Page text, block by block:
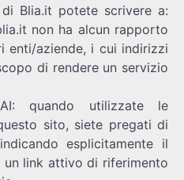
Blia.it potete scrivere a:
non ha alcun rapporto
enti/aziende, i cui indirizzi
di rendere un servizio
quando utilizzate le
sito, siete pregati di
esplicitamente il
un link attivo di riferimento